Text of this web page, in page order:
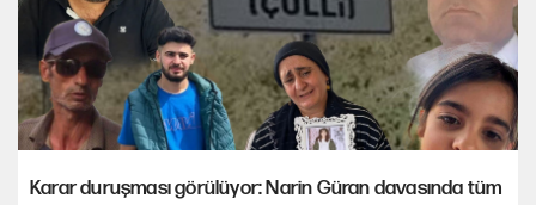
Karar duruşması görülüyor: Narin Güran davasında tüm